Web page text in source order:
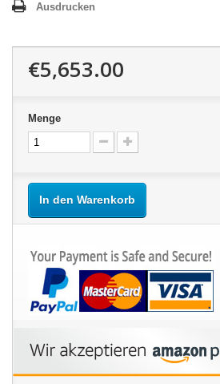
Ausdrucken
€5,653.00
Menge
In den Warenkorb